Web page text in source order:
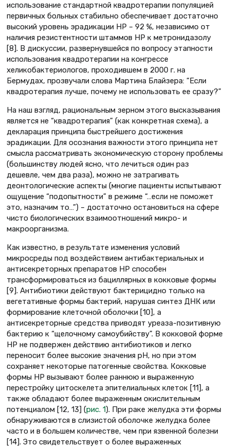
использование стандартной квадротерапии популяцией
первичных больных стабильно обеспечивает достаточно
высокий уровень эрадикации НР – 92 %, независимо от
наличия резистентности штаммов НР к метронидазолу
[8]. В дискуссии, развернувшейся по вопросу этапности
использования квадротерапии на конгрессе
хеликобактериологов, проходившем в 2000 г. на
Бермудах, прозвучали слова Мартина Блайзера: “Если
квадротерапия лучше, почему не использовать ее сразу?”
На наш взгляд, рациональным зерном этого высказывания
является не “квадротерапия” (как конкретная схема), а
декларация принципа быстрейшего достижения
эрадикации. Для осознания важности этого принципа нет
смысла рассматривать экономическую сторону проблемы
(большинству людей ясно, что лечиться один раз
дешевле, чем два раза), можно не затрагивать
деонтологические аспекты (многие пациенты испытывают
ощущение “подопытности” в режиме “…если не поможет
это, назначим то…”) – достаточно остановиться на сфере
чисто биологических взаимоотношений микро- и
макроорганизма.
Как известно, в результате изменения условий
микросреды под воздействием антибактериальных и
антисекреторных препаратов НР способен
трансформироваться из бациллярных в кокковые формы
[9]. Антибиотики действуют бактерицидно только на
вегетативные формы бактерий, нарушая синтез ДНК или
формирование клеточной оболочки [10], а
антисекреторные средства приводят уреаза-позитивную
бактерию к “щелочному самоубийству”. В кокковой форме
НР не подвержен действию антибиотиков и легко
переносит более высокие значения рН, но при этом
сохраняет некоторые патогенные свойства. Кокковые
формы НР вызывают более раннюю и выраженную
перестройку цитоскелета эпителиальных клеток [11], а
также обладают более выраженным окислительным
потенциалом [12, 13] (рис. 1). При раке желудка эти формы
обнаруживаются в слизистой оболочке желудка более
часто и в большем количестве, чем при язвенной болезни
[14]. Это свидетельствует о более выраженных